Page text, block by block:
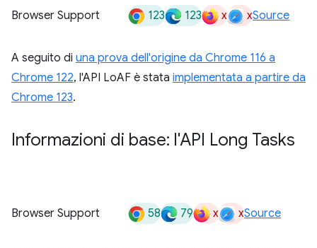
Browser Support 123 123 x xSource
A seguito di una prova dell'origine da Chrome 116 a
Chrome 122, l'API LoAF è stata implementata a partire da
Chrome 123.
Informazioni di base: l'API Long Tasks
Browser Support 58 79 x xSource